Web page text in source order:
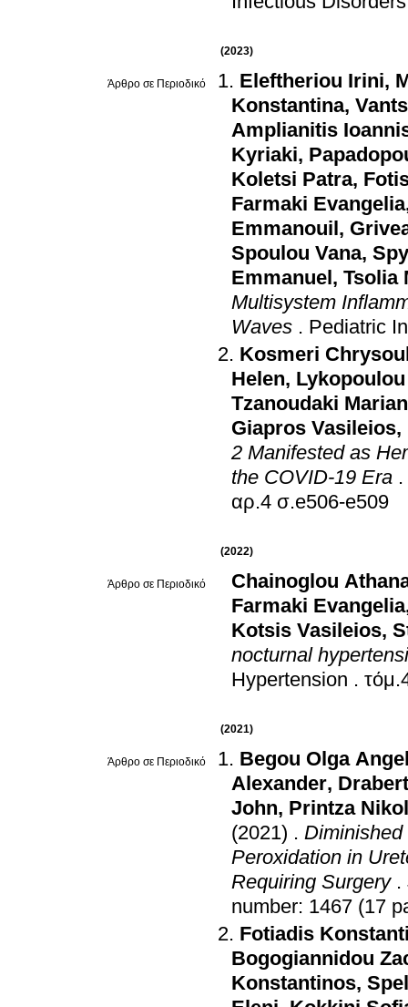
(2023)
Άρθρο σε Περιοδικό Eleftheriou Irini,
Konstantina,
Amplianitis
Kyriaki,
Koletsi Patra,
Farmaki Evangelia
Emmanouil ,
Spoulou Vana,
Emmanuel , Tsolia
Multisystem
Waves . Pediatric
Kosmeri
Helen,
Tzanoudaki
Giapros Vasileios,
2 Manifested as
the COVID-19 Era .
αρ.4 σ.e506-e509
(2022)
Άρθρο σε Περιοδικό
Chainoglou
Farmaki Evangelia
Kotsis Vasileios,
nocturnal
Hypertension .
(2021)
Άρθρο σε Περιοδικό
Begou Olga
Alexander,
John, Printza
(2021) .
Peroxidation in
Requiring Surgery .
number: 1467 (17
Fotiadis
Bogogiannidou
Konstantinos,